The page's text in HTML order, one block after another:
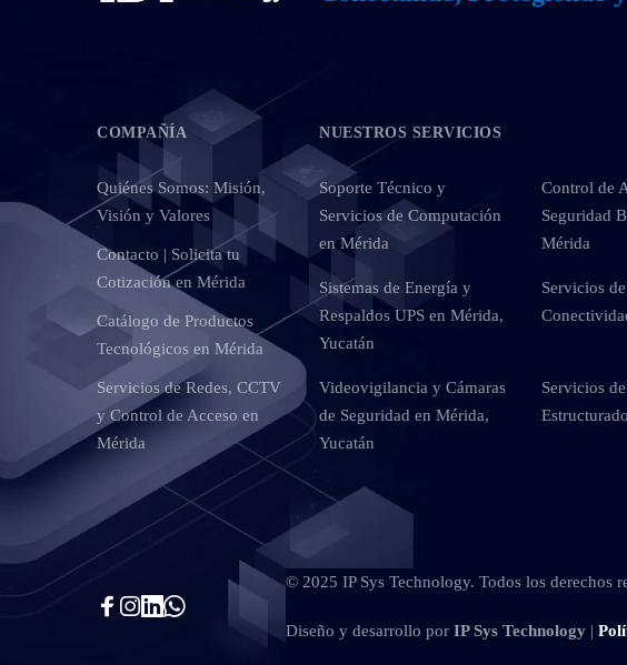
COMPAÑÍA
Quiénes Somos: Misión,
Visión y Valores
Contacto | Solicita tu
Cotización en Mérida
Catálogo de Productos
Tecnológicos en Mérida
Servicios de Redes, CCTV
y Control de Acceso en
Mérida
NUESTROS SERVICIOS
Soporte Técnico y
Servicios de Computación
en Mérida
Control de
Seguridad
Mérida
Sistemas de Energía y
Respaldos UPS en Mérida,
Yucatán
Servicios
Videovigilancia y Cámaras
de Seguridad en Mérida,
Yucatán
Servicios
© 2025 IP Sys Technology. Todos los derechos
Diseño y desarrollo por IP Sys Technology |